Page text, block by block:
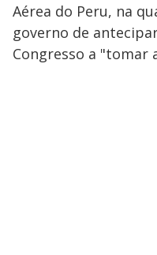
Aérea do Peru, na
governo de
Congresso a "tomar